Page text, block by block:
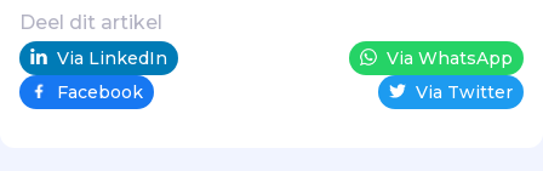
Deel dit artikel
Via LinkedIn
Via WhatsApp
Facebook
Via Twitter